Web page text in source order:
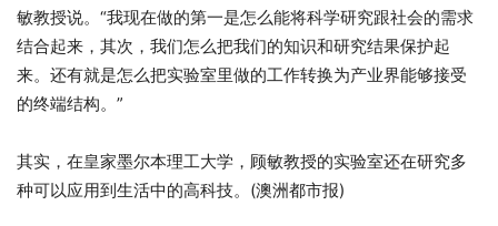
敏教授说。“我现在做的第一是怎么能将科学研究跟社会的需求
结合起来，其次，我们怎么把我们的知识和研究结果保护起
来。还有就是怎么把实验室里做的工作转换为产业界能够接受
的终端结构。”
其实，在皇家墨尔本理工大学，顾敏教授的实验室还在研究多
种可以应用到生活中的高科技。(澳洲都市报)